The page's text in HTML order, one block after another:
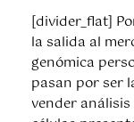
[divider_flat]
la salida al
genómica
pasan por ser
vender